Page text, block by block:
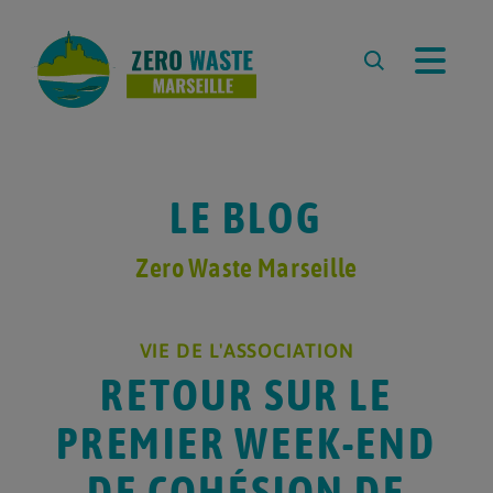
L’ÉQUIPE
REVUE DE PRESSE
PARTENAIRES
LA DÉMARCHE ZERO WASTE
CARTE ZÉRO DÉCHET
MARSEILLE
ZÉRO DÉCHET À L’ÉCOLE
COMPOSTER À MARSEILLE
LE BLOG
Zero Waste Marseille
VIE DE L'ASSOCIATION
RETOUR SUR LE
PREMIER WEEK-END